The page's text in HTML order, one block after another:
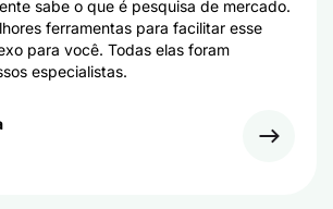
sabe o que é pesquisa de mercado.
ferramentas para facilitar esse
para você. Todas elas foram
especialistas.